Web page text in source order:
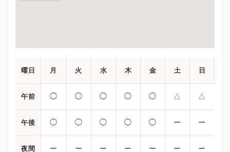
曜日 月 火 水 木 金 土 日
午前 ◯ ◯ ◯ ◯ ◯ △ △
午後 ◯ ◯ ◯ ◯ ◯ ー ー
夜間 ー ー ー ー ー ー ー